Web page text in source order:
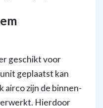
geschikt voor
geplaatst kan
airco zijn de binnen-
Hierdoor